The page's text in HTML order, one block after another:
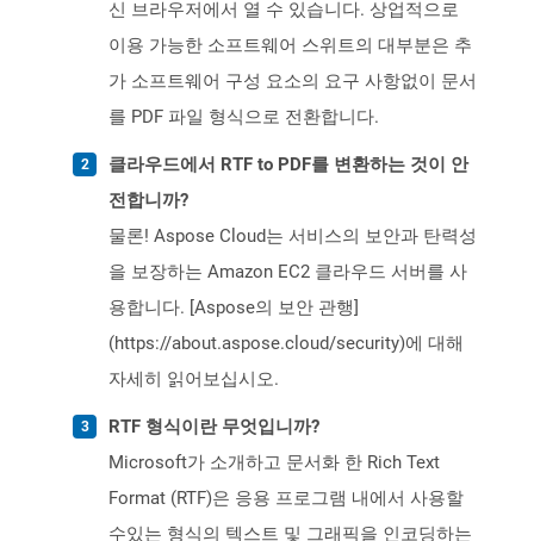
신 브라우저에서 열 수 있습니다. 상업적으로
이용 가능한 소프트웨어 스위트의 대부분은 추
가 소프트웨어 구성 요소의 요구 사항없이 문서
를 PDF 파일 형식으로 전환합니다.
클라우드에서 RTF to PDF를 변환하는 것이 안
전합니까?
물론! Aspose Cloud는 서비스의 보안과 탄력성
을 보장하는 Amazon EC2 클라우드 서버를 사
용합니다. [Aspose의 보안 관행]
(https://about.aspose.cloud/security)에 대해
자세히 읽어보십시오.
RTF 형식이란 무엇입니까?
Microsoft가 소개하고 문서화 한 Rich Text
Format (RTF)은 응용 프로그램 내에서 사용할
수있는 형식의 텍스트 및 그래픽을 인코딩하는